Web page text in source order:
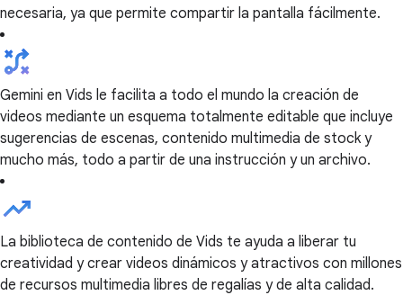
necesaria, ya que permite compartir la pantalla fácilmente.
Gemini en Vids le facilita a todo el mundo la creación de
videos mediante un esquema totalmente editable que incluye
sugerencias de escenas, contenido multimedia de stock y
mucho más, todo a partir de una instrucción y un archivo.
La biblioteca de contenido de Vids te ayuda a liberar tu
creatividad y crear videos dinámicos y atractivos con millones
de recursos multimedia libres de regalías y de alta calidad.